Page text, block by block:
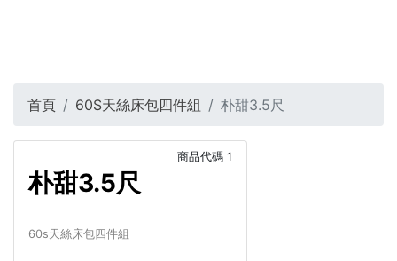
首頁 60S天絲床包四件組 朴甜3.5尺
商品代碼 1
朴甜3.5尺
60s天絲床包四件組